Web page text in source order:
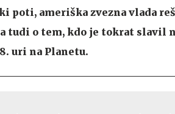
poti, ameriška zvezna vlada
tudi o tem, kdo je tokrat slavil
uri na Planetu.